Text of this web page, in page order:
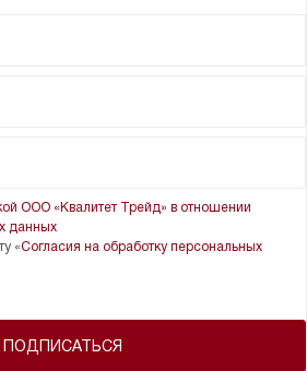
ПОДПИСАТЬСЯ
ООО «Квалитет Трейд» в отношении
данных
«Согласия на обработку персональных